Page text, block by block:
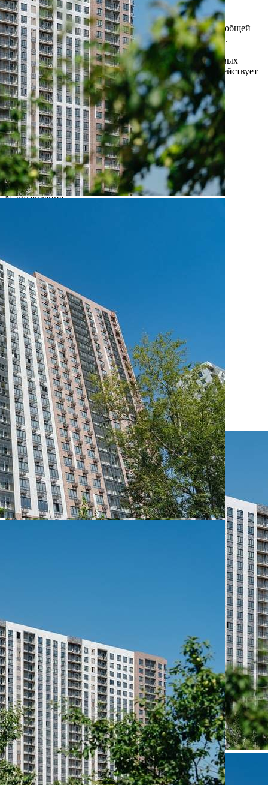
Москва / Московская обл
Получить контакты Посмотреть на карте
Прямая продажа от застройщика! Кладовая номер 28 общей
площадью 3.5 кв. м на -1-м этаже в ЖК "1-й Южный".
Рассрочка на кладовые в готовых объектах: ГК ФСК
предлагает программу рассрочки на кладовые в готовых
объектах. На кладовые в ЖК «1-й Южный» корп. 2 действует
рассрочка сроком до года. ПВ от 30%. Рассроч...
303 (+1)
Навигация
Характеристики
О помещении
Где находится
Контакты
Другие объявления
Характеристики помещения
№ объявления
Адрес
деревня Тарычево, Фруктовые сады улица, д.2/10
Расположено
Этаж
-1
Предлагается
Продажа
Желаемый / подходящий вид деятельности
Не указано
Назначение
Не указано
Размер площади (м2)
3.5
Цена за помещение
416 500 руб.
О помещении